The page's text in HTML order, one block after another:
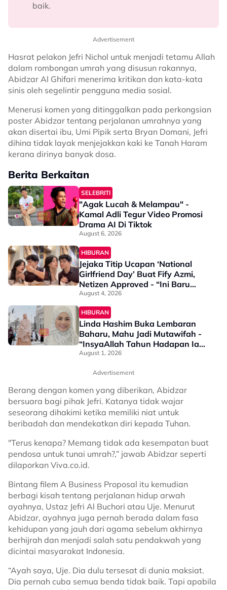
baik.
Advertisement
Hasrat pelakon Jefri Nichol untuk menjadi tetamu Allah
dalam rombongan umrah yang disusun rakannya,
Abidzar Al Ghifari menerima kritikan dan kata-kata
sinis oleh segelintir pengguna media sosial.
Menerusi komen yang ditinggalkan pada perkongsian
poster Abidzar tentang perjalanan umrahnya yang
akan disertai ibu, Umi Pipik serta Bryan Domani, Jefri
dihina tidak layak menjejakkan kaki ke Tanah Haram
kerana dirinya banyak dosa.
Berita Berkaitan
SELEBRITI
"Agak Lucah & Melampau" -
Kamal Adli Tegur Video Promosi
Drama AI Di Tiktok
August 6, 2026
HIBURAN
Jejaka Titip Ucapan ‘National
Girlfriend Day’ Buat Fify Azmi,
Netizen Approved - “Ini Baru
Sesuai…”
August 4, 2026
HIBURAN
Linda Hashim Buka Lembaran
Baharu, Mahu Jadi Mutawifah -
“InsyaAllah Tahun Hadapan Ia
Akan Bermula…”
August 1, 2026
Advertisement
Berang dengan komen yang diberikan, Abidzar
bersuara bagi pihak Jefri. Katanya tidak wajar
seseorang dihakimi ketika memiliki niat untuk
beribadah dan mendekatkan diri kepada Tuhan.
"Terus kenapa? Memang tidak ada kesempatan buat
pendosa untuk tunai umrah?,” jawab Abidzar seperti
dilaporkan Viva.co.id.
Bintang filem A Business Proposal itu kemudian
berbagi kisah tentang perjalanan hidup arwah
ayahnya, Ustaz Jefri Al Buchori atau Uje. Menurut
Abidzar, ayahnya juga pernah berada dalam fasa
kehidupan yang jauh dari agama sebelum akhirnya
berhijrah dan menjadi salah satu pendakwah yang
dicintai masyarakat Indonesia.
“Ayah saya, Uje. Dia dulu tersesat di dunia maksiat.
Dia pernah cuba semua benda tidak baik. Tapi apabila